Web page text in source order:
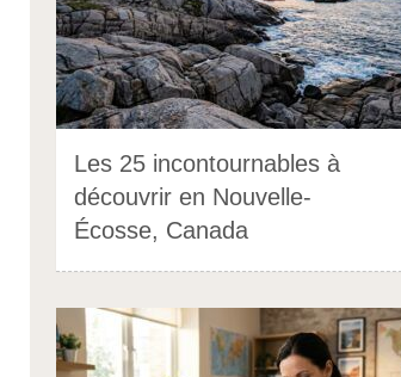
Les 25 incontournables à
découvrir en Nouvelle-
Écosse, Canada